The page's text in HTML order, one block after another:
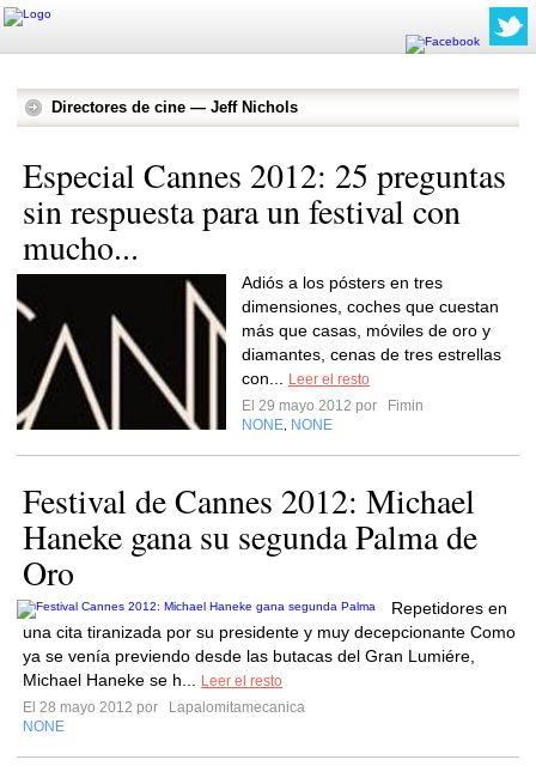
Directores de cine — Jeff Nichols
Especial Cannes 2012: 25 preguntas
sin respuesta para un festival con
mucho...
Adiós a los pósters en tres
dimensiones, coches que cuestan
más que casas, móviles de oro y
diamantes, cenas de tres estrellas
con...
Leer el resto
El 29 mayo 2012 por
Fimin
NONE NONE
Festival de Cannes 2012: Michael
Haneke gana su segunda Palma de
Oro
Repetidores en
una cita tiranizada por su presidente y muy decepcionante Como
ya se venía previendo desde las butacas del Gran Lumiére,
Michael Haneke se h...
Leer el resto
El 28 mayo 2012 por
Lapalomitamecanica
NONE